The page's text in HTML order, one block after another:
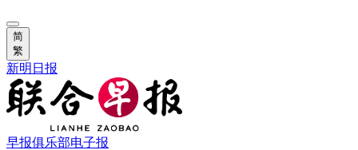
简
繁
新明日报
早报俱乐部电子报